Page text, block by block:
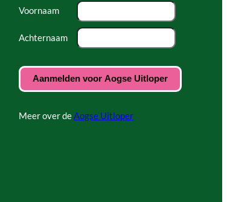
Voornaam
Achternaam
Meer over deAogse Uitloper